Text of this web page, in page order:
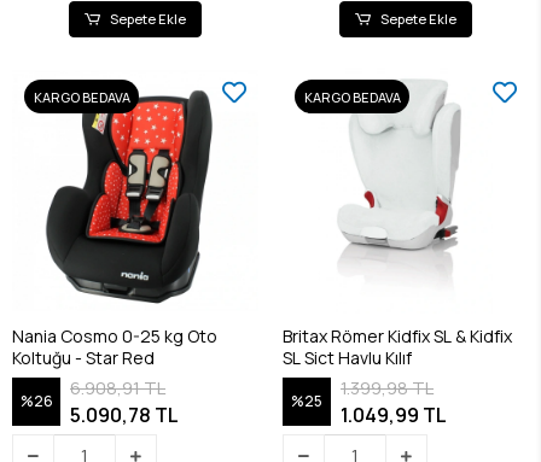
Sepete Ekle Sepete Ekle
KARGO BEDAVA
Nania Cosmo 0-25 kg Oto
Koltuğu - Star Red
%26
6.908,91 TL
5.090,78 TL
KARGO BEDAVA
Britax Römer Kidfix SL & Kidfix
SL Sict Havlu Kılıf
%25
1.399,98 TL
1.049,99 TL